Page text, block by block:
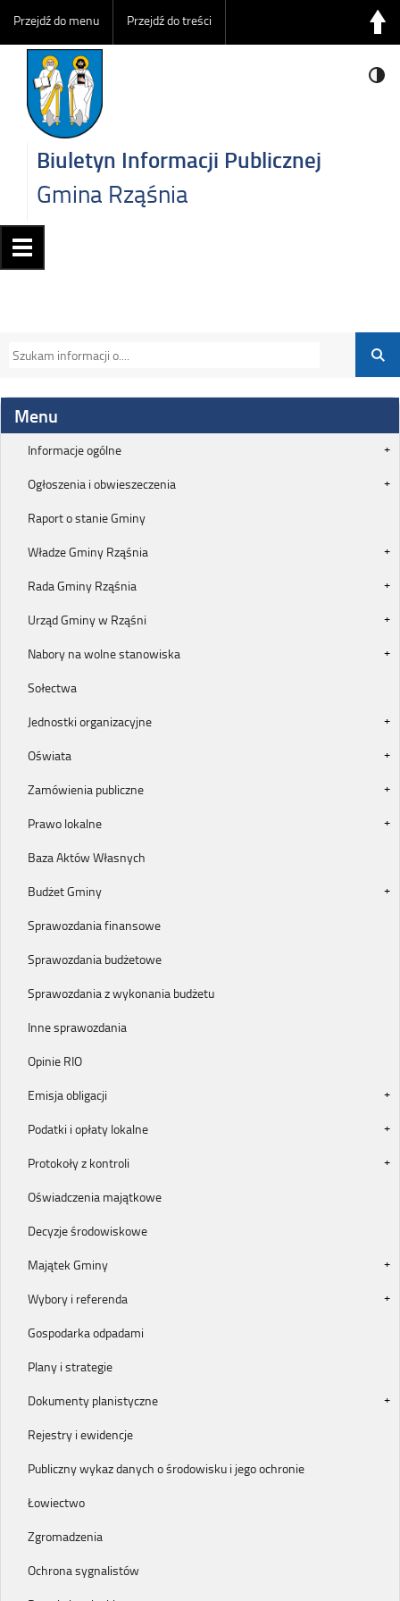
Przejdź do menu Przejdź do treści
Biuletyn Informacji Publicznej
Gmina Rząśnia
Menu
Informacje ogólne
Ogłoszenia i obwieszeczenia
Raport o stanie Gminy
Władze Gminy Rząśnia
Rada Gminy Rząśnia
Urząd Gminy w Rząśni
Nabory na wolne stanowiska
Sołectwa
Jednostki organizacyjne
Oświata
Zamówienia publiczne
Prawo lokalne
Baza Aktów Własnych
Budżet Gminy
Sprawozdania finansowe
Sprawozdania budżetowe
Sprawozdania z wykonania budżetu
Inne sprawozdania
Opinie RIO
Emisja obligacji
Podatki i opłaty lokalne
Protokoły z kontroli
Oświadczenia majątkowe
Decyzje środowiskowe
Majątek Gminy
Wybory i referenda
Gospodarka odpadami
Plany i strategie
Dokumenty planistyczne
Rejestry i ewidencje
Publiczny wykaz danych o środowisku i jego ochronie
Łowiectwo
Zgromadzenia
Ochrona sygnalistów